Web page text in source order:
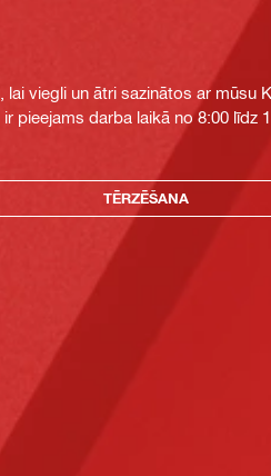
lai viegli un ātri sazinātos ar mūsu
pieejams darba laikā no 8:00 līdz
TĒRZĒŠANA